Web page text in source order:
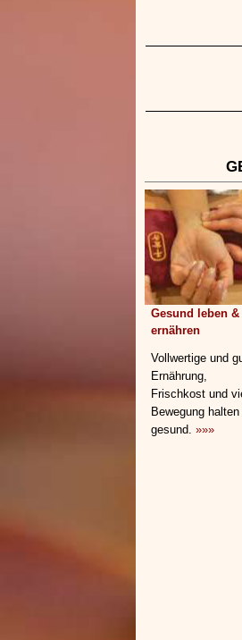
Gesund leben &
ernähren
Vollwertige und
Ernährung,
Frischkost und
Bewegung
gesund. »»»